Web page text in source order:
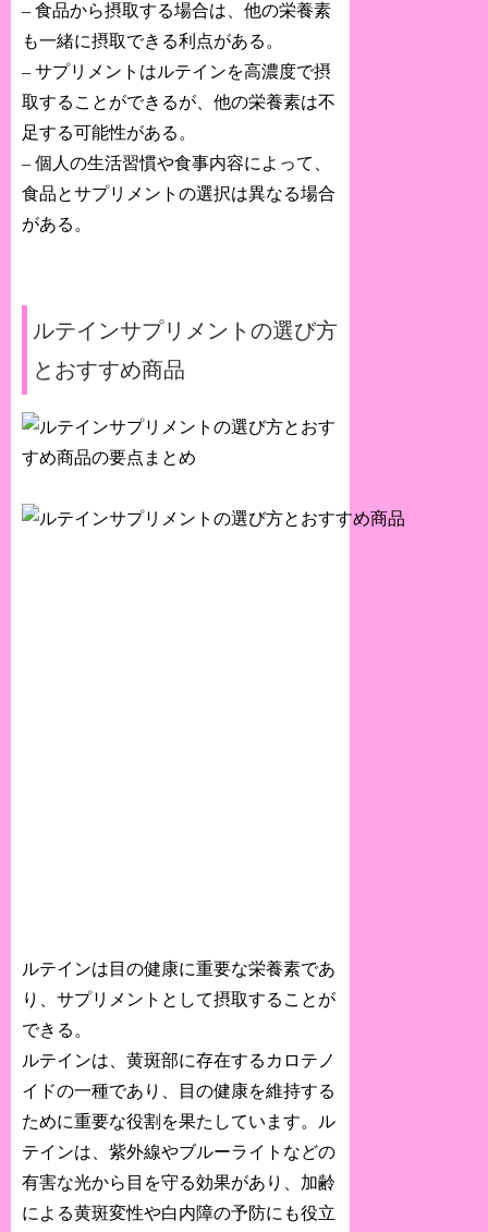
– 食品から摂取する場合は、他の栄養素
も一緒に摂取できる利点がある。
– サプリメントはルテインを高濃度で摂
取することができるが、他の栄養素は不
足する可能性がある。
– 個人の生活習慣や食事内容によって、
食品とサプリメントの選択は異なる場合
がある。
ルテインサプリメントの選び方
とおすすめ商品
ルテインは目の健康に重要な栄養素であ
り、サプリメントとして摂取することが
できる。
ルテインは、黄斑部に存在するカロテノ
イドの一種であり、目の健康を維持する
ために重要な役割を果たしています。ル
テインは、紫外線やブルーライトなどの
有害な光から目を守る効果があり、加齢
による黄斑変性や白内障の予防にも役立